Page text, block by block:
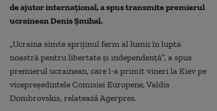
de ajutor internaţional, a spus transmite premierul
ucrainean Denis Şmihal.
„Ucraina simte sprijinul ferm al lumii în lupta
noastră pentru libertate şi independenţă”, a spus
premierul ucrainean, care l-a primit vineri la Kiev pe
vicepreşedintele Comisiei Europene, Valdis
Dombrovskis, relatează Agerpres.